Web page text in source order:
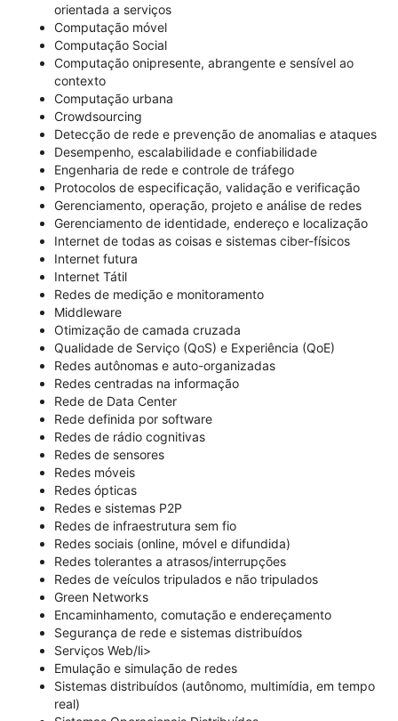
orientada a serviços
Computação móvel
Computação Social
Computação onipresente, abrangente e sensível ao
contexto
Computação urbana
Crowdsourcing
Detecção de rede e prevenção de anomalias e ataques
Desempenho, escalabilidade e confiabilidade
Engenharia de rede e controle de tráfego
Protocolos de especificação, validação e verificação
Gerenciamento, operação, projeto e análise de redes
Gerenciamento de identidade, endereço e localização
Internet de todas as coisas e sistemas ciber-físicos
Internet futura
Internet Tátil
Redes de medição e monitoramento
Middleware
Otimização de camada cruzada
Qualidade de Serviço (QoS) e Experiência (QoE)
Redes autônomas e auto-organizadas
Redes centradas na informação
Rede de Data Center
Rede definida por software
Redes de rádio cognitivas
Redes de sensores
Redes móveis
Redes ópticas
Redes e sistemas P2P
Redes de infraestrutura sem fio
Redes sociais (online, móvel e difundida)
Redes tolerantes a atrasos/interrupções
Redes de veículos tripulados e não tripulados
Green Networks
Encaminhamento, comutação e endereçamento
Segurança de rede e sistemas distribuídos
Serviços Web/li>
Emulação e simulação de redes
Sistemas distribuídos (autônomo, multimídia, em tempo
real)